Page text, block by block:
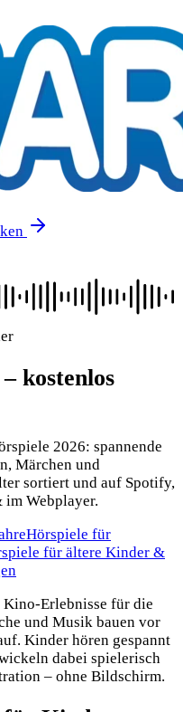
– kostenlos
2026: spannende
Märchen und
sortiert und auf Spotify,
im Webplayer.
Hörspiele für
für ältere Kinder &
Erlebnisse für die
und Musik bauen vor
Kinder hören gespannt
dabei spielerisch
– ohne Bildschirm.